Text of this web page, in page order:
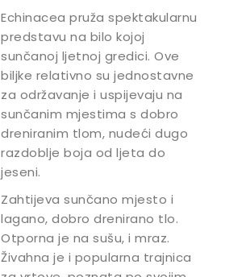
Echinacea pruža spektakularnu
predstavu na bilo kojoj
sunčanoj ljetnoj gredici. Ove
biljke relativno su jednostavne
za održavanje i uspijevaju na
sunčanim mjestima s dobro
dreniranim tlom, nudeći dugo
razdoblje boja od ljeta do
jeseni.
Zahtijeva sunčano mjesto i
lagano, dobro drenirano tlo.
Otporna je na sušu, i mraz.
Živahna je i popularna trajnica